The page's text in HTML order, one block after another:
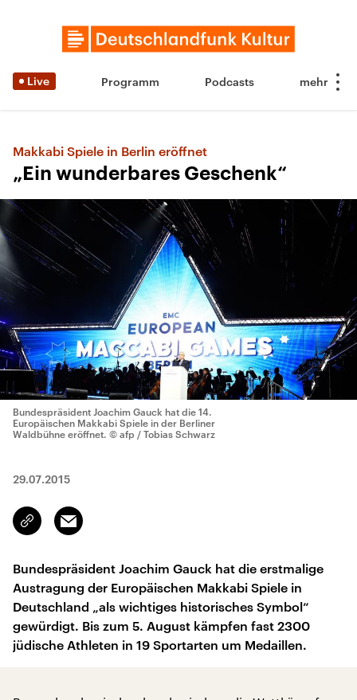
Live Programm Podcasts
Makkabi Spiele in Berlin eröffnet
„Ein wunderbares Geschenk“
Bundespräsident Joachim Gauck hat die 14.
Europäischen Makkabi Spiele in der Berliner
Waldbühne eröffnet. © afp / Tobias Schwarz
29.07.2015
Link
kopieren/teilen
Email
Bundespräsident Joachim Gauck hat die erstmalige
Austragung der Europäischen Makkabi Spiele in
Deutschland „als wichtiges historisches Symbol“
gewürdigt. Bis zum 5. August kämpfen fast 2300
jüdische Athleten in 19 Sportarten um Medaillen.